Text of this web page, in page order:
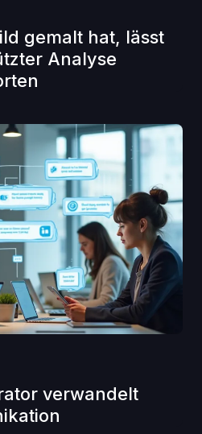
gemalt hat, lässt
Analyse
verwandelt